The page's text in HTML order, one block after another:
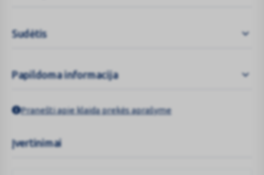
„Android“ 4.3 ar naujesne versija ir „Bluetooth 4.0“ ar naujesne
versija.
Sudėtis
Papildoma informacija
Pranešti apie klaidą prekės aprašyme
Įvertinimai